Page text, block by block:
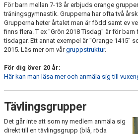
För barn mellan 7-13 år erbjuds orange
träningsgymnastik. Grupperna har ofta två
Grupperna heter årtalet man är född samt ev
finns flera. T ex "Grön 2018 Tisdag" är för
tisdagar. Ett annat exempel är "Orange 1415"
2015. Läs mer om vårgruppstruktur.
För dig över 20 år:
Här kan man läsa mer och anmäla sig till
Tävlingsgrupper
Det går inte att som ny medlem anmäla sig
direkt till en tävlingsgrupp (blå, röda